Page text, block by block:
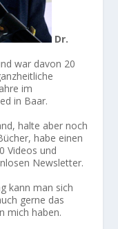
Dr.
war davon 20
im
in Baar.
halte aber noch
habe einen
Videos und
Newsletter.
kann man sich
gerne das
mich haben.